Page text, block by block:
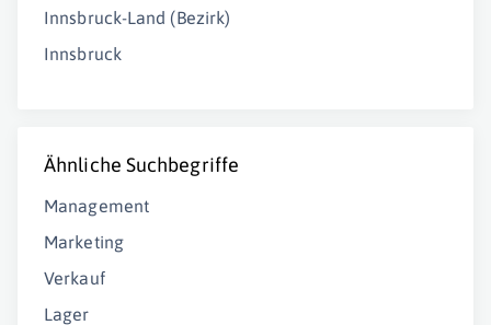
Innsbruck-Land (Bezirk)
Innsbruck
Ähnliche Suchbegriffe
Management
Marketing
Verkauf
Lager